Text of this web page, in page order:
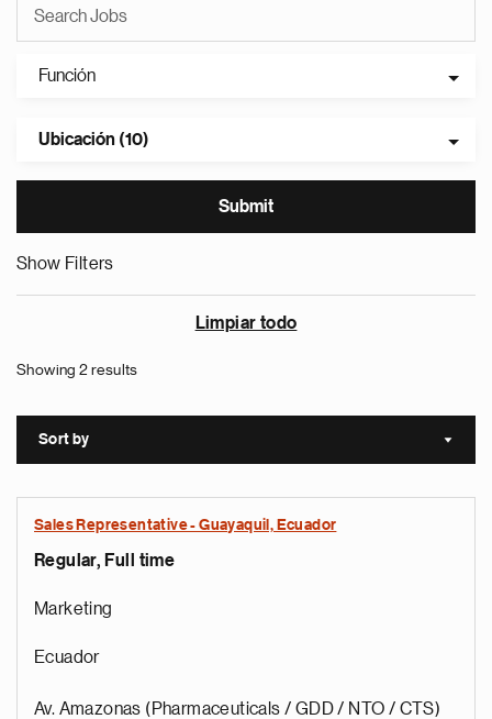
Función
Ubicación (10)
Show Filters
Limpiar todo
Showing 2 results
Sort by Sort
Sales Representative - Guayaquil, Ecuador
Regular, Full time
Marketing
Ecuador
Av. Amazonas (Pharmaceuticals / GDD / NTO / CTS)